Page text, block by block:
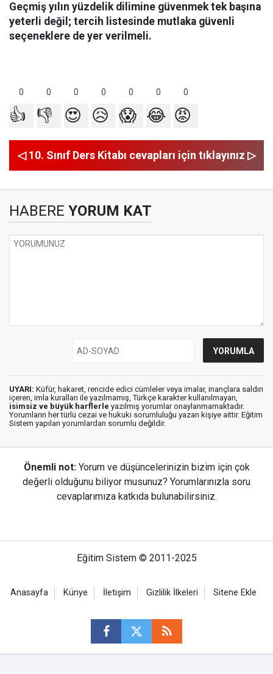
Geçmiş yılın yüzdelik dilimine güvenmek tek başına
yeterli değil; tercih listesinde mutlaka güvenli
seçeneklere de yer verilmeli.
0 0 0 0 0 0 0
👍 👎 😍 😥 😱 😂 😡
◁ 10. Sınıf Ders Kitabı cevapları için tıklayınız ▷
HABERE YORUM KAT
UYARI: Küfür, hakaret, rencide edici cümleler veya imalar, inançlara saldırı
içeren, imla kuralları ile yazılmamış, Türkçe karakter kullanılmayan,
isimsiz ve büyük harflerle yazılmış yorumlar onaylanmamaktadır.
Yorumların her türlü cezai ve hukuki sorumluluğu yazan kişiye aittir. Eğitim
Sistem yapılan yorumlardan sorumlu değildir.
Önemli not: Yorum ve düşüncelerinizin bizim için çok
değerli olduğunu biliyor musunuz? Yorumlarınızla soru
cevaplarımıza katkıda bulunabilirsiniz.
Eğitim Sistem © 2011-2025
Anasayfa Künye İletişim Gizlilik İlkeleri Sitene Ekle